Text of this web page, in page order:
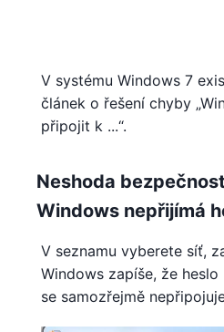
V systému Windows 7
článek o řešení chyby
připojit k ...“.
Neshoda
Windows nepřijímá
V seznamu vyberete síť,
Windows zapíše, že
se samozřejmě